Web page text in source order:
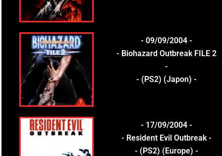
- 09/09/2004 -
- Biohazard Outbreak FILE 2
-
- (PS2) (Japon) -
- 17/09/2004 -
- Resident Evil Outbreak -
- (PS2) (Europe) -